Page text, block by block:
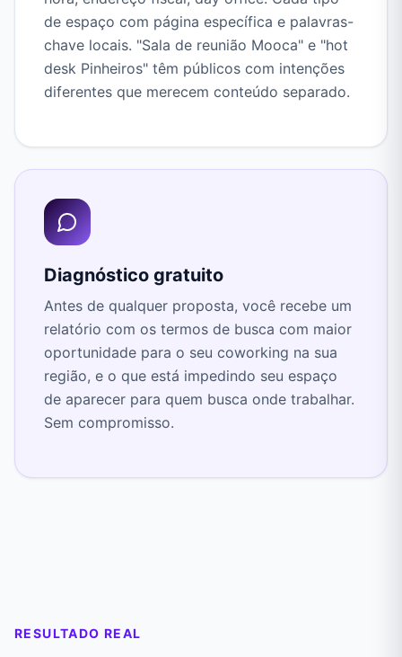
de espaço com página específica e palavras-
chave locais. "Sala de reunião Mooca" e "hot
desk Pinheiros" têm públicos com intenções
diferentes que merecem conteúdo separado.
Diagnóstico gratuito
Antes de qualquer proposta, você recebe um
relatório com os termos de busca com maior
oportunidade para o seu coworking na sua
região, e o que está impedindo seu espaço
de aparecer para quem busca onde trabalhar.
Sem compromisso.
RESULTADO REAL